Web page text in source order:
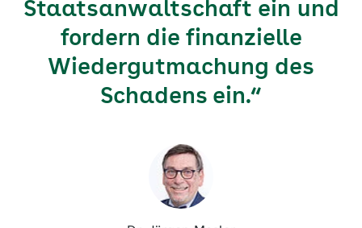
Staatsanwaltschaft ein und
fordern die finanzielle
Wiedergutmachung des
Schadens ein.“